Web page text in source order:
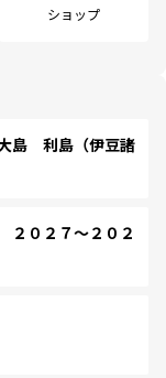
ショップ
島 利島（伊豆諸
０２７～２０２